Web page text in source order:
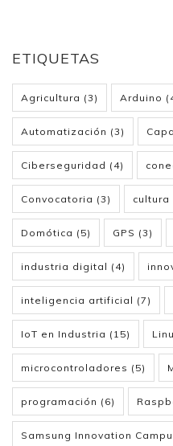
ETIQUETAS
Agricultura (3) Arduino
Automatización (3)
Ciberseguridad (4)
Convocatoria (3)
Domótica (5) GPS (3)
industria digital (4)
inteligencia artificial (7)
IoT en Industria (15)
microcontroladores (5)
programación (6)
Samsung Innovation